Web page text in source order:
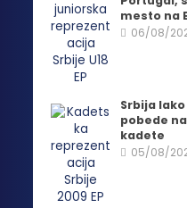
mesto na
06/08/
Srbija
pobede
kadete
05/08/